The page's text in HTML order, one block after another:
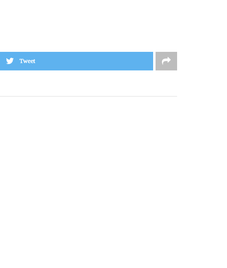
Tweet